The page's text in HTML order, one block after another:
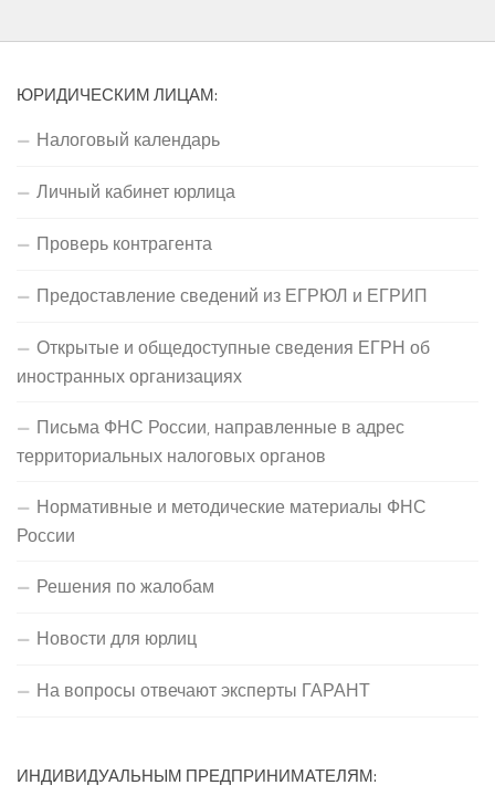
ЮРИДИЧЕСКИМ ЛИЦАМ:
Налоговый календарь
Личный кабинет юрлица
Проверь контрагента
Предоставление сведений из ЕГРЮЛ и ЕГРИП
Открытые и общедоступные сведения ЕГРН об
иностранных организациях
Письма ФНС России, направленные в адрес
территориальных налоговых органов
Нормативные и методические материалы ФНС
России
Решения по жалобам
Новости для юрлиц
На вопросы отвечают эксперты ГАРАНТ
ИНДИВИДУАЛЬНЫМ ПРЕДПРИНИМАТЕЛЯМ: